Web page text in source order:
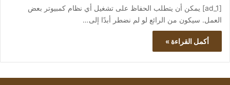
[ad_1] يمكن أن يتطلب الحفاظ على تشغيل أي نظام كمبيوتر بعض
العمل. سيكون من الرائع لو لم نضطر أبدًا إلى…
أكمل القراءة »